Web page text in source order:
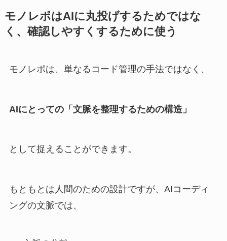
モノレポはAIに丸投げするためではな
く、確認しやすくするために使う
モノレポは、単なるコード管理の手法ではなく、
AIにとっての「文脈を整理するための構造」
として捉えることができます。
もともとは人間のための設計ですが、AIコーディ
ングの文脈では、